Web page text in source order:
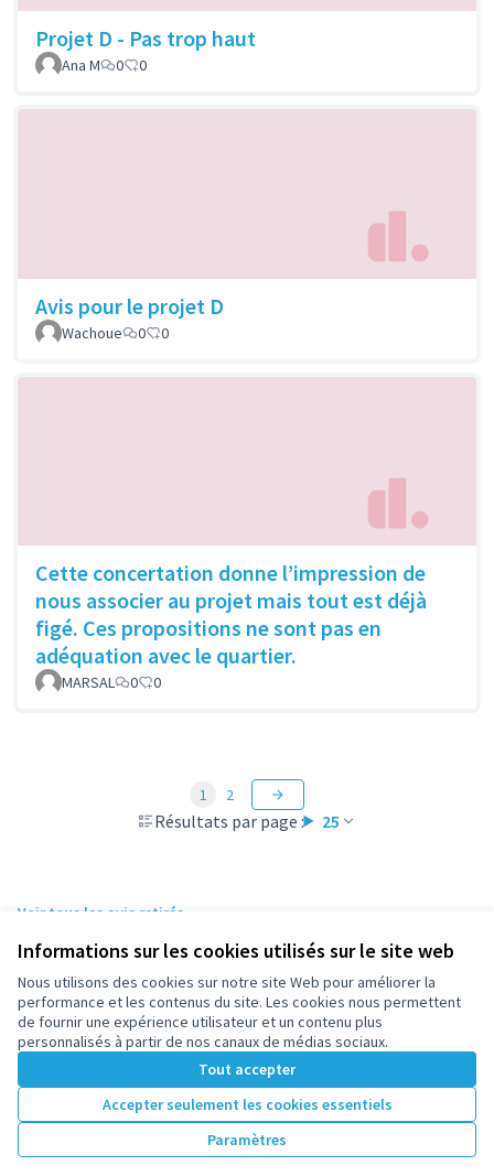
Informations sur les cookies utilisés sur le site web
Nous utilisons des cookies sur notre site Web pour améliorer la
performance et les contenus du site. Les cookies nous permettent
de fournir une expérience utilisateur et un contenu plus
personnalisés à partir de nos canaux de médias sociaux.
Tout accepter
Accepter seulement les cookies essentiels
Paramètres
Projet D - Pas trop haut
Ana M 0 0
Avis pour le projet D
Wachoue 0 0
Cette concertation donne l’impression de
nous associer au projet mais tout est déjà
figé. Ces propositions ne sont pas en
adéquation avec le quartier.
MARSAL 0 0
Résultats par page : 25
1 2
Voir tous les avis retirés
Conditions d'utilisation
Paramètres des cookies
participez.nanterre.fr sur X
(Lien externe)
participez.nanterre.fr sur Facebook
participez.nanterre.fr sur Instagram
participez.nanterre.fr sur YouTube
(Lien externe)
participez.nanterre.fr sur GitHub
(Lien externe)
Site réalisé grâce aulogiciel libre Decidim .
Licence
(Lien